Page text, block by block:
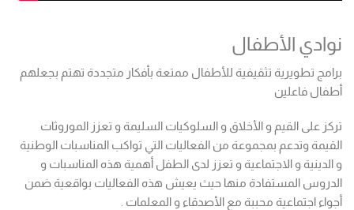
نوادي الأطفال
برامج تطويرية تثقيفية للأطفال ممتعة بأفكار متجددة تهتم بجعلهم
أطفال فاعلين
تركز على القيم و الأخلاق و السلوكيات السليمة و تعزز الموروثات
القيمة وتدعم بمجموعة من الفعاليات التي تواكب المناسبات الوطنية
و الدينية و الاجتماعية و تعزز لدى الطفل أهمية هذه المناسبات و
الدروس المستفادة منها حيث يعيش هذه الفعاليات بواقعية ضمن
أجواء اجتماعية محببة مع الأصدقاء و المعلمات .